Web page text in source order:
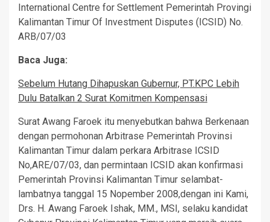
International Centre for Settlement Pemerintah Provingi
Kalimantan Timur Of Investment Disputes (ICSID) No.
ARB/07/03
Baca Juga:
Sebelum Hutang Dihapuskan Gubernur, PT.KPC Lebih
Dulu Batalkan 2 Surat Komitmen Kompensasi
Surat Awang Faroek itu menyebutkan bahwa Berkenaan
dengan permohonan Arbitrase Pemerintah Provinsi
Kalimantan Timur dalam perkara Arbitrase ICSID
No,ARE/07/03, dan permintaan ICSID akan konfirmasi
Pemerintah Provinsi Kalimantan Timur selambat-
lambatnya tanggal 15 Nopember 2008,dengan ini Kami,
Drs. H. Awang Faroek Ishak, MM., MSI, selaku kandidat